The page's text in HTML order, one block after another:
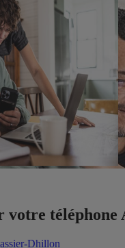
votre
Dhillon